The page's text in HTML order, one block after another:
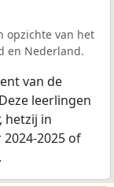
opzichte van het
en Nederland.
van de
leerlingen
hetzij in
2025 of